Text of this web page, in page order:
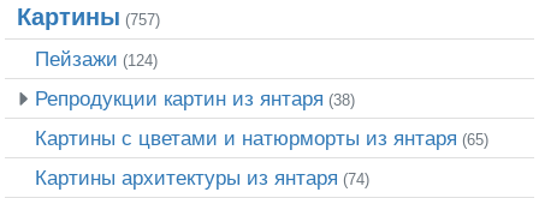
Картины (757)
Пейзажи (124)
Репродукции картин из янтаря (38)
Картины с цветами и натюрморты из янтаря (65)
Картины архитектуры из янтаря (74)